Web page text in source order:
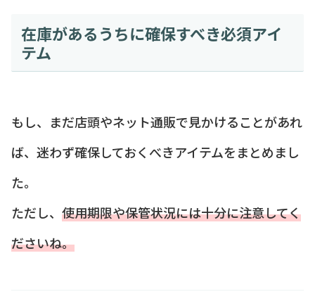
在庫があるうちに確保すべき必須アイ
テム
もし、まだ店頭やネット通販で見かけることがあれ
ば、迷わず確保しておくべきアイテムをまとめまし
た。
ただし、 使用期限や保管状況には十分に注意してく
ださいね。